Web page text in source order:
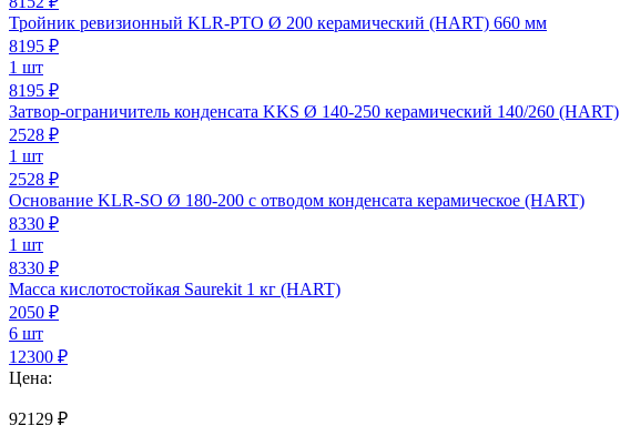
Тройник ревизионный KLR-PTO Ø 200 керамический (HART) 660 мм
8195 ₽
1 шт
8195 ₽
Затвор-ограничитель конденсата KKS Ø 140-250 керамический 140/260 (HART)
2528 ₽
1 шт
2528 ₽
Основание KLR-SO Ø 180-200 с отводом конденсата керамическое (HART)
8330 ₽
1 шт
8330 ₽
Масса кислотостойкая Saurekit 1 кг (HART)
2050 ₽
6 шт
12300 ₽
Цена:
92129 ₽